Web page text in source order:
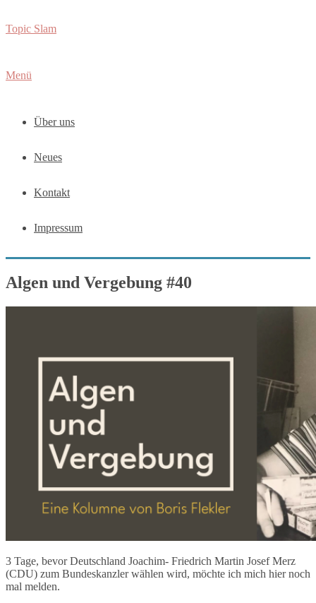
Inhalt
Topic Slam
Menü
Über uns
Neues
Kontakt
Impressum
Algen und Vergebung #40
3 Tage, bevor Deutschland Joachim- Friedrich Martin Josef Merz
(CDU) zum Bundeskanzler wählen wird, möchte ich mich hier noch
mal melden.